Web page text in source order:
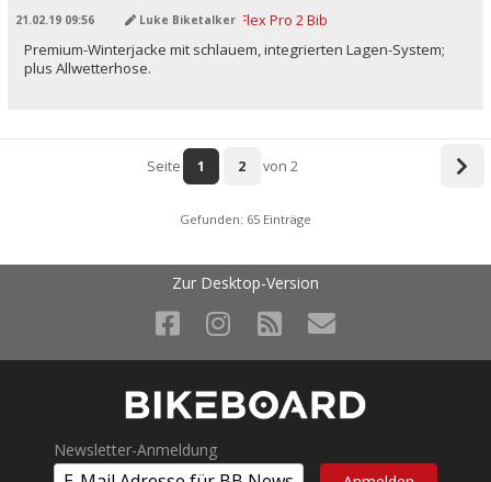
21.02.19 09:56 Luke Biketalker
Premium-Winterjacke mit schlauem, integrierten Lagen-System;
plus Allwetterhose.
Seite 1 2 von 2
Gefunden: 65 Einträge
Zur Desktop-Version
Newsletter-Anmeldung